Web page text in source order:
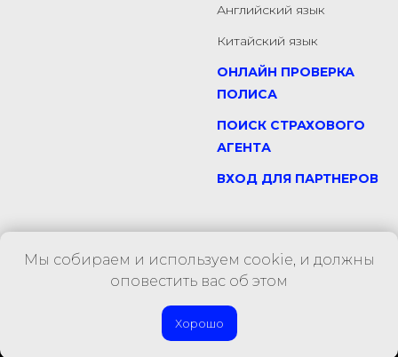
Английский язык
Китайский язык
ОНЛАЙН ПРОВЕРКА
ПОЛИСА
ПОИСК СТРАХОВОГО
АГЕНТА
ВХОД ДЛЯ ПАРТНЕРОВ
Мы собираем и используем cookie, и должны
оповестить вас об этом
ХорошоTilda